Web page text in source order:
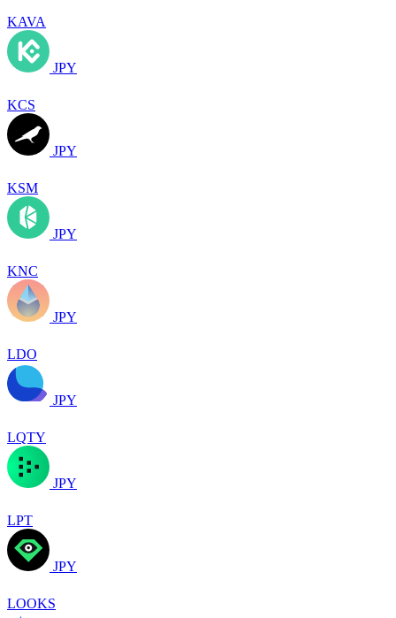
KAVA
JPY
KCS
JPY
KSM
JPY
KNC
JPY
LDO
JPY
LQTY
JPY
LPT
JPY
LOOKS